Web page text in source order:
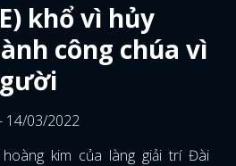
khổ vì hủy
công chúa vì
14/03/2022
kim của làng giải trí Đài